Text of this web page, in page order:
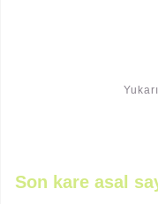
Son kare asal